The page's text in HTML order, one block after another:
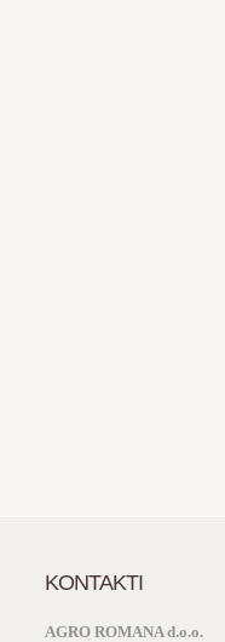
KONTAKTI
AGRO ROMANA d.o.o.